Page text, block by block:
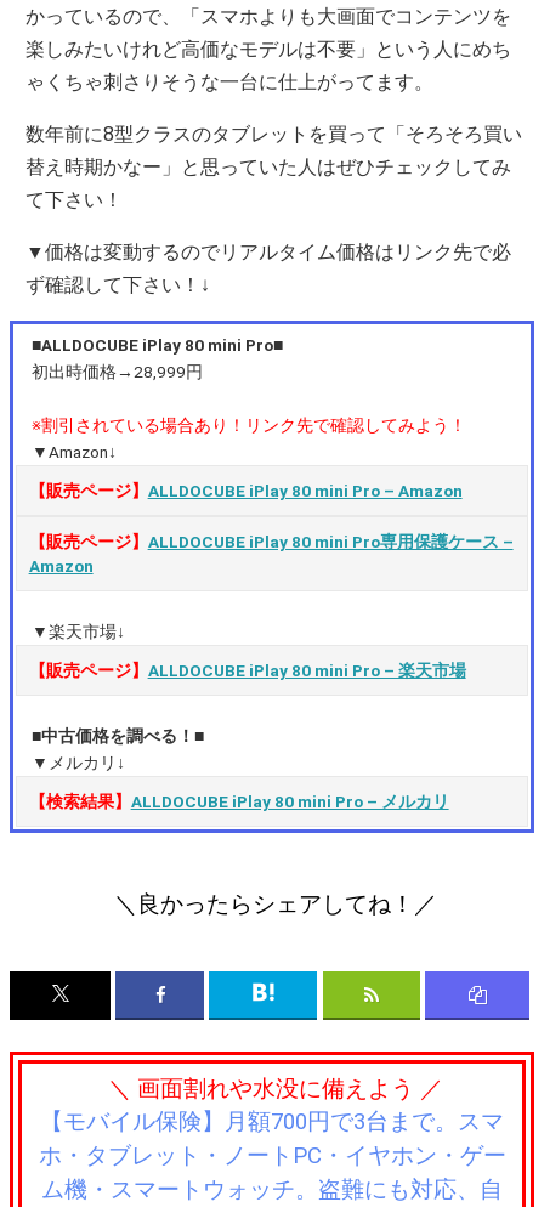
かっているので、「スマホよりも大画面でコンテンツを
楽しみたいけれど高価なモデルは不要」という人にめち
ゃくちゃ刺さりそうな一台に仕上がってます。
数年前に8型クラスのタブレットを買って「そろそろ買い
替え時期かなー」と思っていた人はぜひチェックしてみ
て下さい！
▼価格は変動するのでリアルタイム価格はリンク先で必
ず確認して下さい！↓
■ALLDOCUBE iPlay 80 mini Pro■
初出時価格→28,999円
※割引されている場合あり！リンク先で確認してみよう！
▼Amazon↓
【販売ページ】 ALLDOCUBE iPlay 80 mini Pro – Amazon
【販売ページ】 ALLDOCUBE iPlay 80 mini Pro専用保護ケース –
Amazon
▼楽天市場↓
【販売ページ】 ALLDOCUBE iPlay 80 mini Pro – 楽天市場
■中古価格を調べる！■
▼メルカリ↓
【検索結果】 ALLDOCUBE iPlay 80 mini Pro – メルカリ
＼良かったらシェアしてね！／
＼ 画面割れや水没に備えよう ／
【モバイル保険】月額700円で3台まで。スマ
ホ・タブレット・ノートPC・イヤホン・ゲー
ム機・スマートウォッチ。盗難にも対応、自